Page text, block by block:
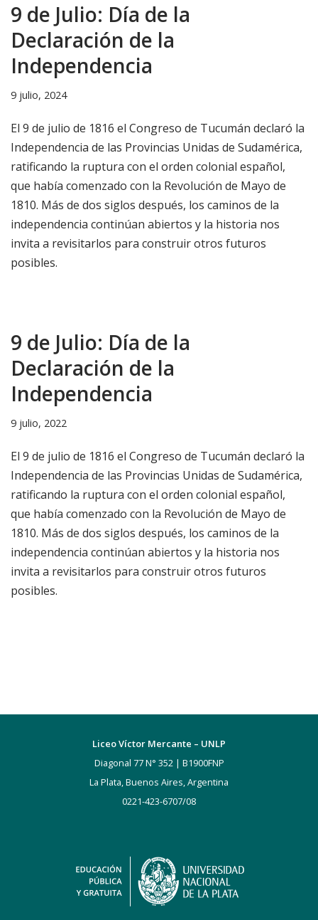
9 de Julio: Día de la
Declaración de la
Independencia
9 julio, 2024
El 9 de julio de 1816 el Congreso de Tucumán declaró la
Independencia de las Provincias Unidas de Sudamérica,
ratificando la ruptura con el orden colonial español,
que había comenzado con la Revolución de Mayo de
1810. Más de dos siglos después, los caminos de la
independencia continúan abiertos y la historia nos
invita a revisitarlos para construir otros futuros
posibles.
9 de Julio: Día de la
Declaración de la
Independencia
9 julio, 2022
El 9 de julio de 1816 el Congreso de Tucumán declaró la
Independencia de las Provincias Unidas de Sudamérica,
ratificando la ruptura con el orden colonial español,
que había comenzado con la Revolución de Mayo de
1810. Más de dos siglos después, los caminos de la
independencia continúan abiertos y la historia nos
invita a revisitarlos para construir otros futuros
posibles.
Liceo Víctor Mercante – UNLP
Diagonal 77 N° 352 | B1900FNP
La Plata, Buenos Aires, Argentina
0221-423-6707/08